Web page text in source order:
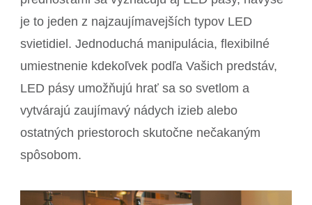
je to jeden z najzaujímavejších typov LED
svietidiel. Jednoduchá manipulácia, flexibilné
umiestnenie kdekoľvek podľa Vašich predstáv,
LED pásy umožňujú hrať sa so svetlom a
vytvárajú zaujímavý nádych izieb alebo
ostatných priestoroch skutočne nečakaným
spôsobom.